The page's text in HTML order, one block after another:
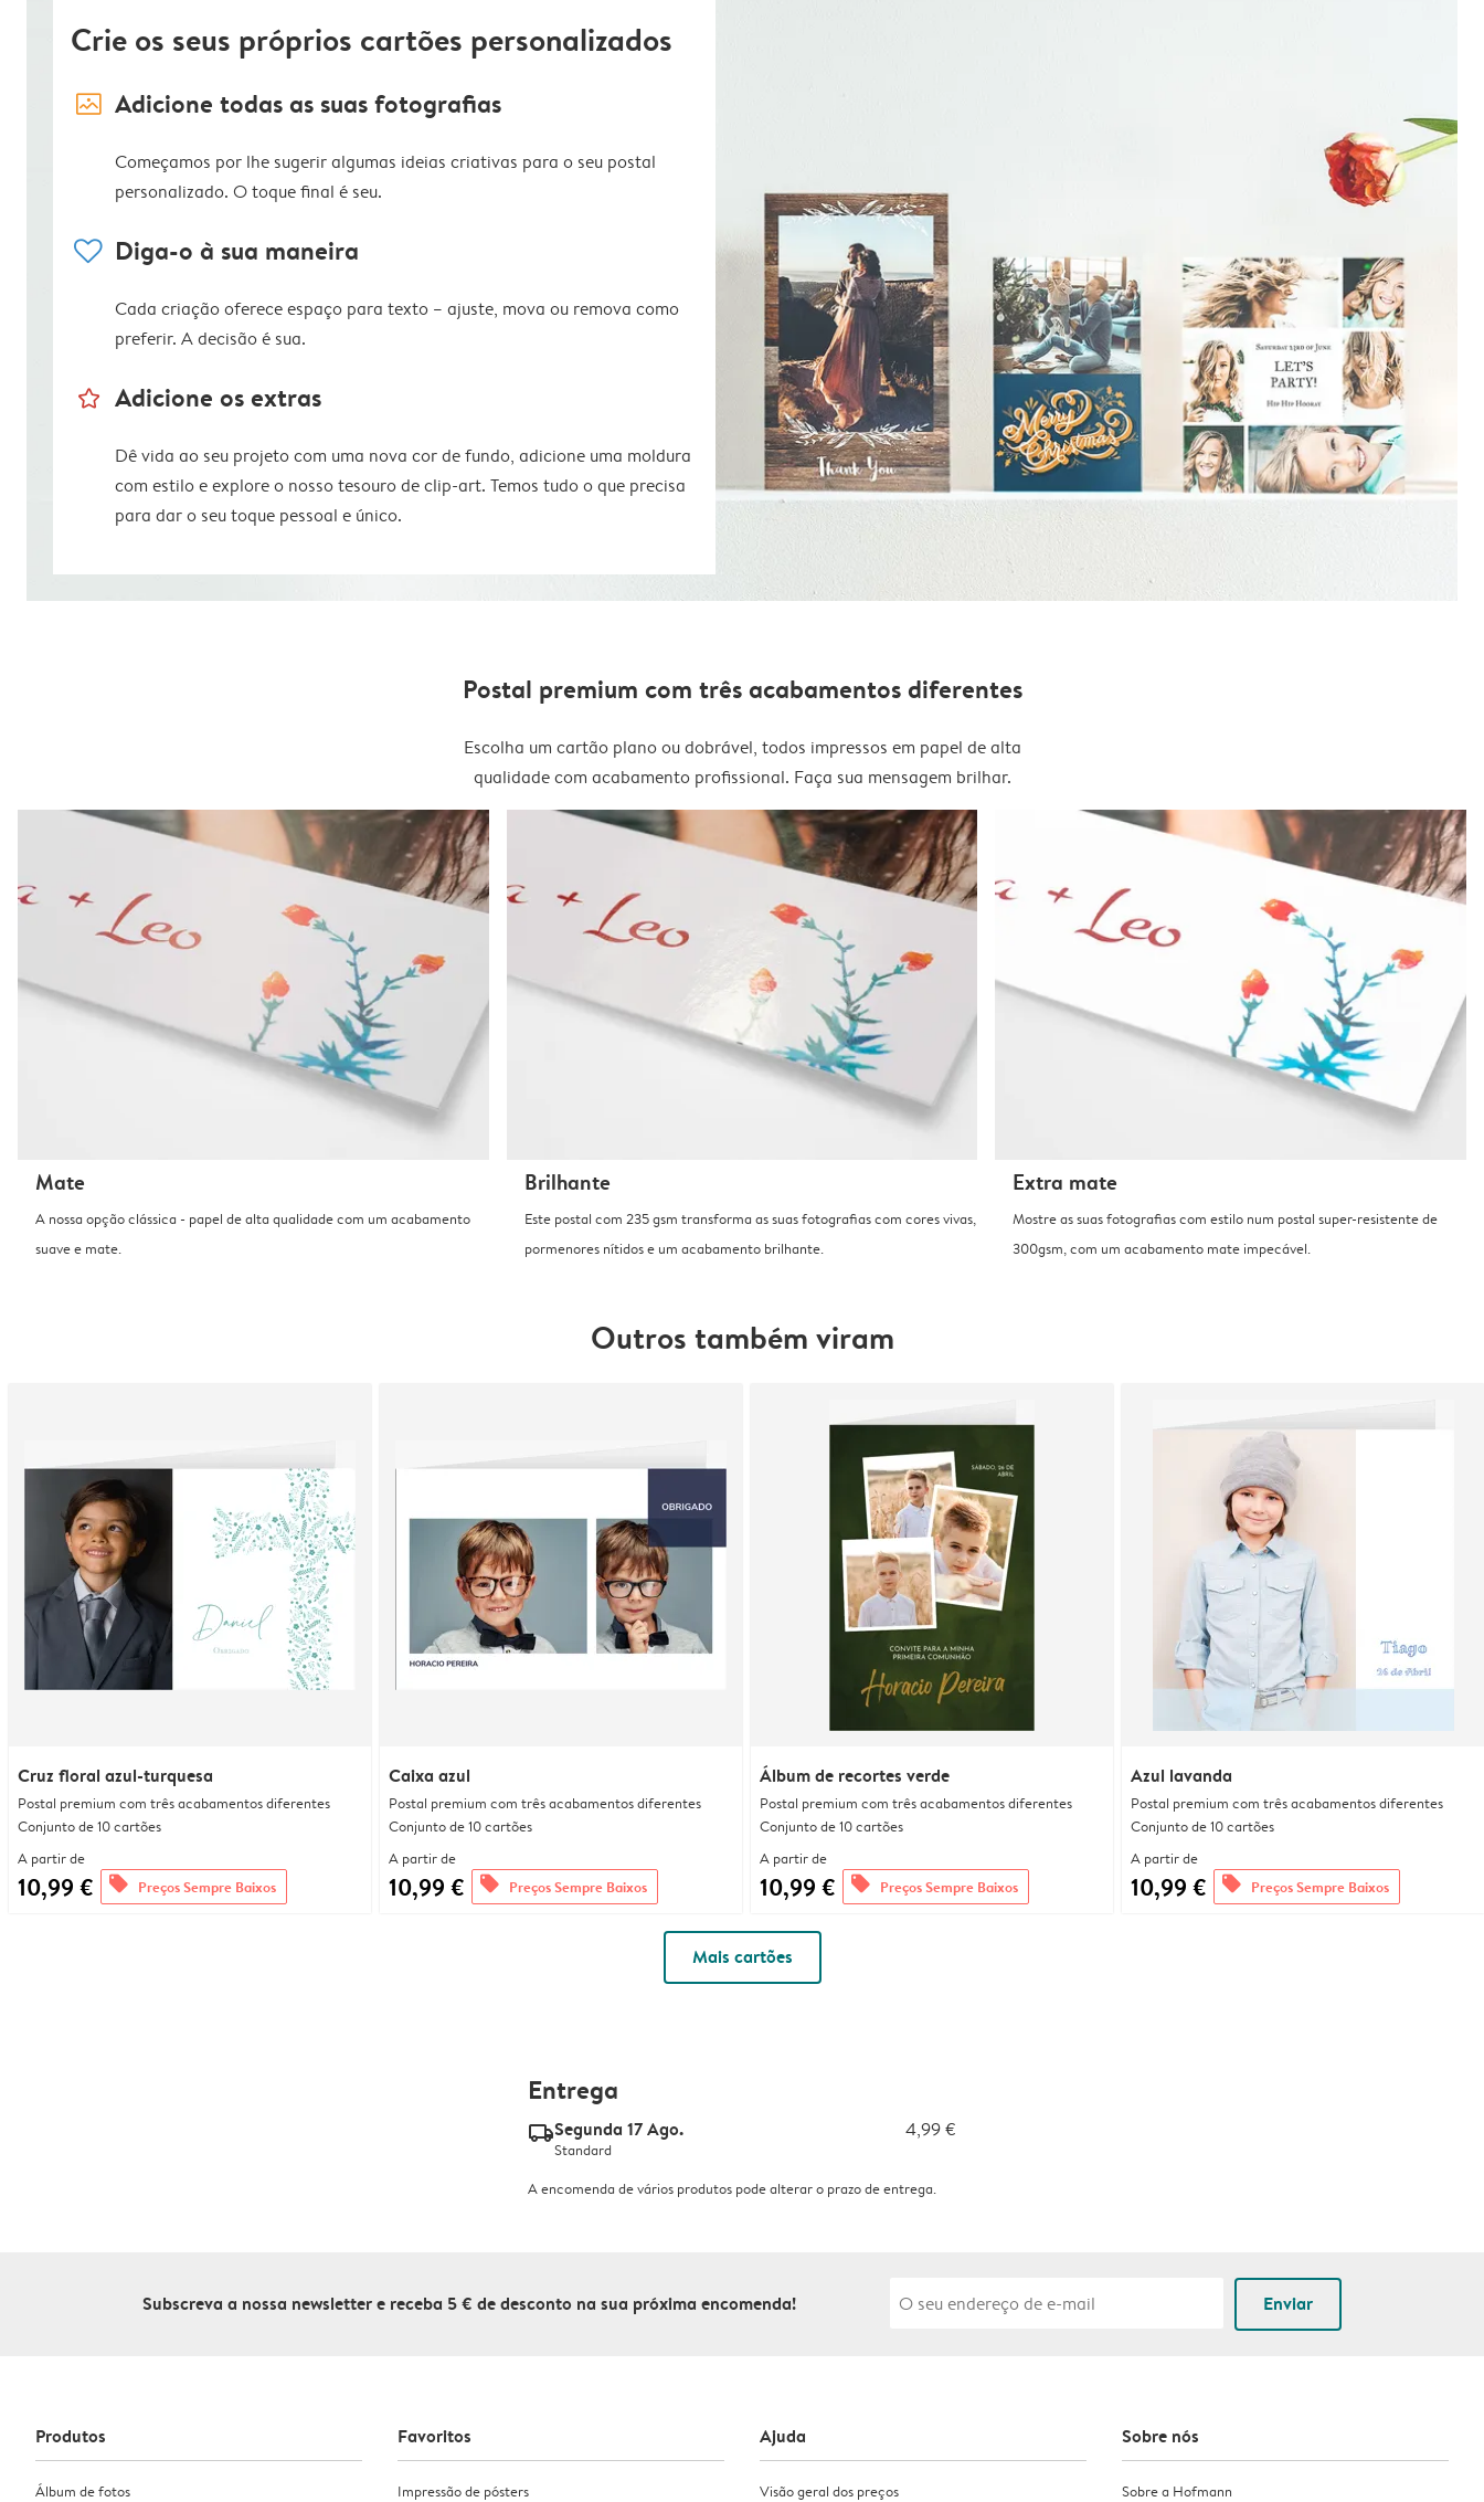
Crie os seus próprios cartões personalizados
image_placeholder Adicione todas as suas fotografias
Começamos por lhe sugerir algumas ideias criativas para o seu postal
personalizado. O toque final é seu.
heart Diga-o à sua maneira
Cada criação oferece espaço para texto – ajuste, mova ou remova como
preferir. A decisão é sua.
star_outline Adicione os extras
Dê vida ao seu projeto com uma nova cor de fundo, adicione uma moldura
com estilo e explore o nosso tesouro de clip-art. Temos tudo o que precisa
para dar o seu toque pessoal e único.
Postal premium com três acabamentos diferentes
Escolha um cartão plano ou dobrável, todos impressos em papel de alta
qualidade com acabamento profissional. Faça sua mensagem brilhar.
Mate
A nossa opção clássica - papel de alta qualidade com um acabamento
suave e mate.
Brilhante
Este postal com 235 gsm transforma as suas fotografias com cores vivas,
pormenores nítidos e um acabamento brilhante.
Extra mate
Mostre as suas fotografias com estilo num postal super-resistente de
300gsm, com um acabamento mate impecável.
Outros também viram
Cruz floral azul-turquesa
Postal premium com três acabamentos diferentes
Conjunto de 10 cartões
A partir de
10,99 € offers Preços Sempre Baixos
Caixa azul
Postal premium com três acabamentos diferentes
Conjunto de 10 cartões
A partir de
10,99 € offers Preços Sempre Baixos
Álbum de recortes verde
Postal premium com três acabamentos diferentes
Conjunto de 10 cartões
A partir de
10,99 € offers Preços Sempre Baixos
Azul lavanda
Postal premium com três acabamentos diferentes
Conjunto de 10 cartões
A partir de
10,99 € offers Preços Sempre Baixos
Mais cartões
Entrega
delivery_standard_v2Segunda 17 Ago. 4,99 €
Standard
A encomenda de vários produtos pode alterar o prazo de entrega.
Subscreva a nossa newsletter e receba 5 € de desconto na sua próxima encomenda! Enviar
Produtos
Álbum de fotos
Favoritos
Impressão de pósters
Ajuda
Visão geral dos preços
Sobre nós
Sobre a Hofmann